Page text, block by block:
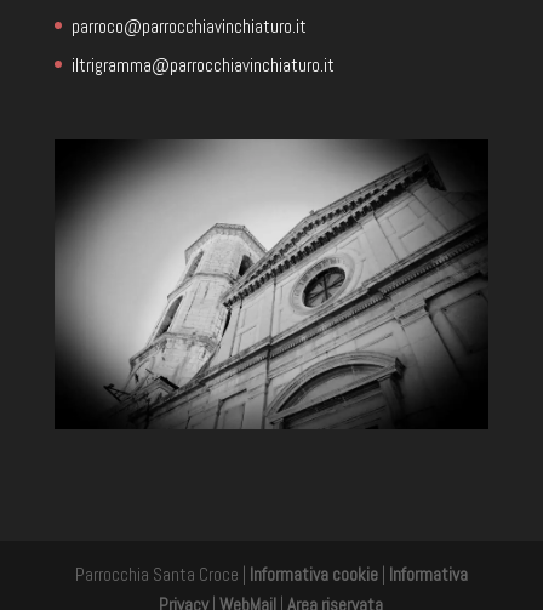
parroco@parrocchiavinchiaturo.it
iltrigramma@parrocchiavinchiaturo.it
Parrocchia Santa Croce | Informativa cookie| Informativa
Privacy|WebMail |Area riservata